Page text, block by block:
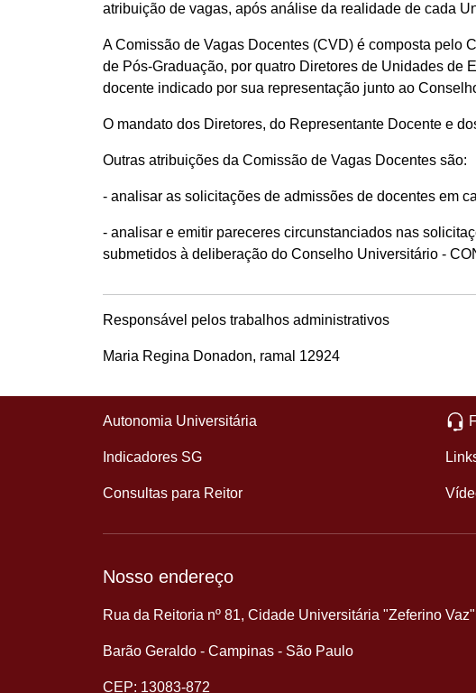
atribuição de vagas, após análise da realidade de cada
A Comissão de Vagas Docentes (CVD) é composta pelo
de Pós-Graduação, por quatro Diretores de Unidades de
docente indicado por sua representação junto ao
O mandato dos Diretores, do Representante Docente e
Outras atribuições da Comissão de Vagas Docentes são:
- analisar as solicitações de admissões de docentes em
- analisar e emitir pareceres circunstanciados nas
submetidos à deliberação do Conselho Universitário -
Responsável pelos trabalhos administrativos
Maria Regina Donadon, ramal 12924
Autonomia Universitária
Indicadores SG
Consultas para Reitor
Nosso endereço
Rua da Reitoria nº 81, Cidade Universitária "Zeferino
Barão Geraldo - Campinas - São Paulo
CEP: 13083-872